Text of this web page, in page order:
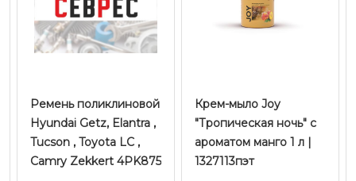
Ремень поликлиновой
Hyundai Getz, Elantra ,
Tucson , Toyota LC ,
Camry Zekkert 4PK875
Крем-мыло Joy
"Тропическая ночь" с
ароматом манго 1 л |
1327113пэт